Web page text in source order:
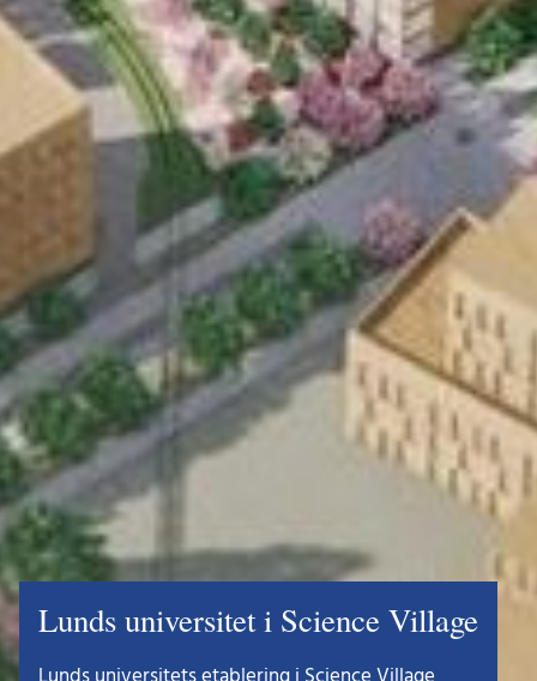
Lunds universitet i Science Village
Lunds universitets etablering i Science Village